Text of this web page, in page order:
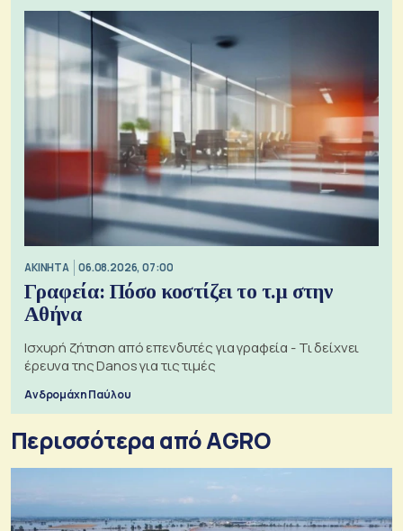
ΑΚΙΝΗΤΑ 06.08.2026, 07:00
Γραφεία: Πόσο κοστίζει το τ.μ στην
Αθήνα
Ισχυρή ζήτηση από επενδυτές για γραφεία - Τι δείχνει
έρευνα της Danos για τις τιμές
Ανδρομάχη Παύλου
Περισσότερα από AGRO